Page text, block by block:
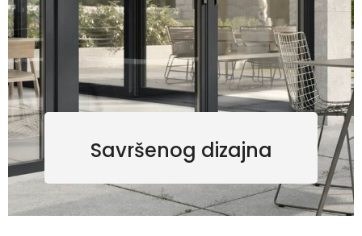
Savršenog dizajna